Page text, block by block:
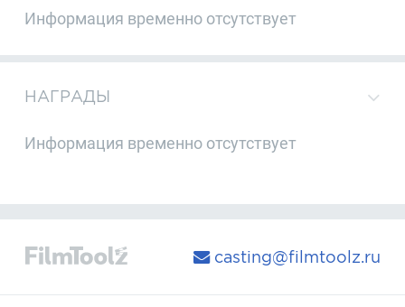
Информация временно отсутствует
НАГРАДЫ
Информация временно отсутствует
casting@filmtoolz.ru